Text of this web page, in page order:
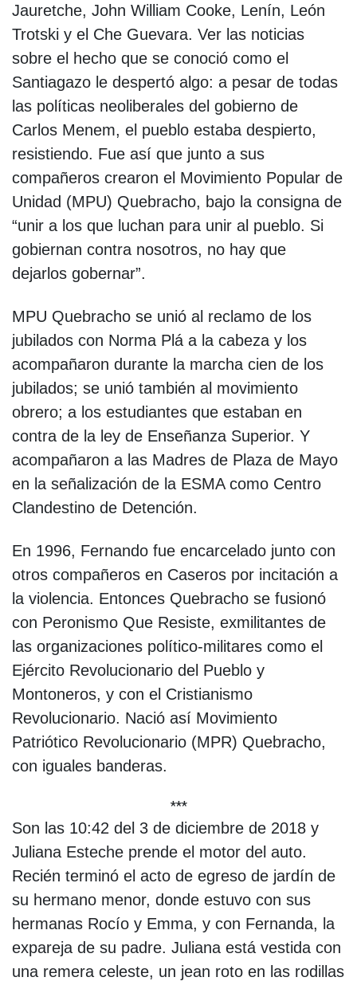
Jauretche, John William Cooke, Lenín, León
Trotski y el Che Guevara. Ver las noticias
sobre el hecho que se conoció como el
Santiagazo le despertó algo: a pesar de todas
las políticas neoliberales del gobierno de
Carlos Menem, el pueblo estaba despierto,
resistiendo. Fue así que junto a sus
compañeros crearon el Movimiento Popular de
Unidad (MPU) Quebracho, bajo la consigna de
“unir a los que luchan para unir al pueblo. Si
gobiernan contra nosotros, no hay que
dejarlos gobernar”.
MPU Quebracho se unió al reclamo de los
jubilados con Norma Plá a la cabeza y los
acompañaron durante la marcha cien de los
jubilados; se unió también al movimiento
obrero; a los estudiantes que estaban en
contra de la ley de Enseñanza Superior. Y
acompañaron a las Madres de Plaza de Mayo
en la señalización de la ESMA como Centro
Clandestino de Detención.
En 1996, Fernando fue encarcelado junto con
otros compañeros en Caseros por incitación a
la violencia. Entonces Quebracho se fusionó
con Peronismo Que Resiste, exmilitantes de
las organizaciones político-militares como el
Ejército Revolucionario del Pueblo y
Montoneros, y con el Cristianismo
Revolucionario. Nació así Movimiento
Patriótico Revolucionario (MPR) Quebracho,
con iguales banderas.
***
Son las 10:42 del 3 de diciembre de 2018 y
Juliana Esteche prende el motor del auto.
Recién terminó el acto de egreso de jardín de
su hermano menor, donde estuvo con sus
hermanas Rocío y Emma, y con Fernanda, la
expareja de su padre. Juliana está vestida con
una remera celeste, un jean roto en las rodillas